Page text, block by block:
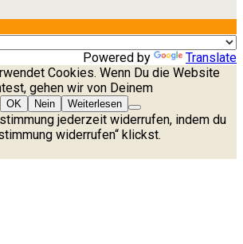
Powered by
Translate
Cookies. Wenn Du die Website
gehen wir von Deinem
OK Nein Weiterlesen
jederzeit widerrufen, indem du
widerrufen“ klickst.